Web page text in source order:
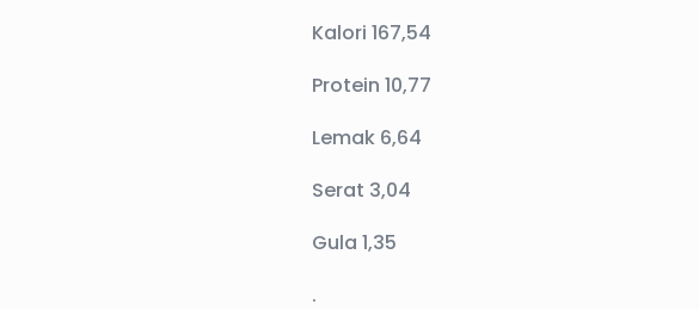
Kalori 167,54
Protein 10,77
Lemak 6,64
Serat 3,04
Gula 1,35
.